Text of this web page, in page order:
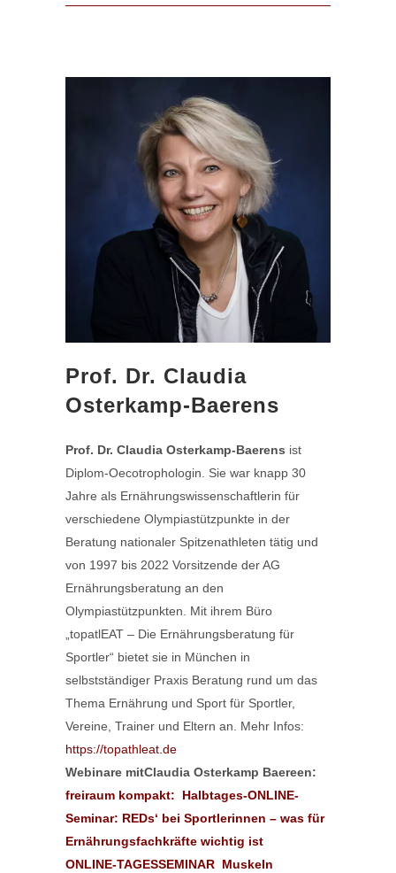
Prof. Dr. Claudia
Osterkamp-Baerens
Prof. Dr. Claudia Osterkamp-Baerens ist
Diplom-Oecotrophologin. Sie war knapp 30
Jahre als Ernährungswissenschaftlerin für
verschiedene Olympiastützpunkte in der
Beratung nationaler Spitzenathleten tätig und
von 1997 bis 2022 Vorsitzende der AG
Ernährungsberatung an den
Olympiastützpunkten. Mit ihrem Büro
„topatlEAT – Die Ernährungsberatung für
Sportler“ bietet sie in München in
selbstständiger Praxis Beratung rund um das
Thema Ernährung und Sport für Sportler,
Vereine, Trainer und Eltern an. Mehr Infos:
https://topathleat.de
Webinare mitClaudia Osterkamp Baereen:
freiraum kompakt: Halbtages-ONLINE-
Seminar: REDs‘ bei Sportlerinnen – was für
Ernährungsfachkräfte wichtig ist
ONLINE-TAGESSEMINAR Muskeln